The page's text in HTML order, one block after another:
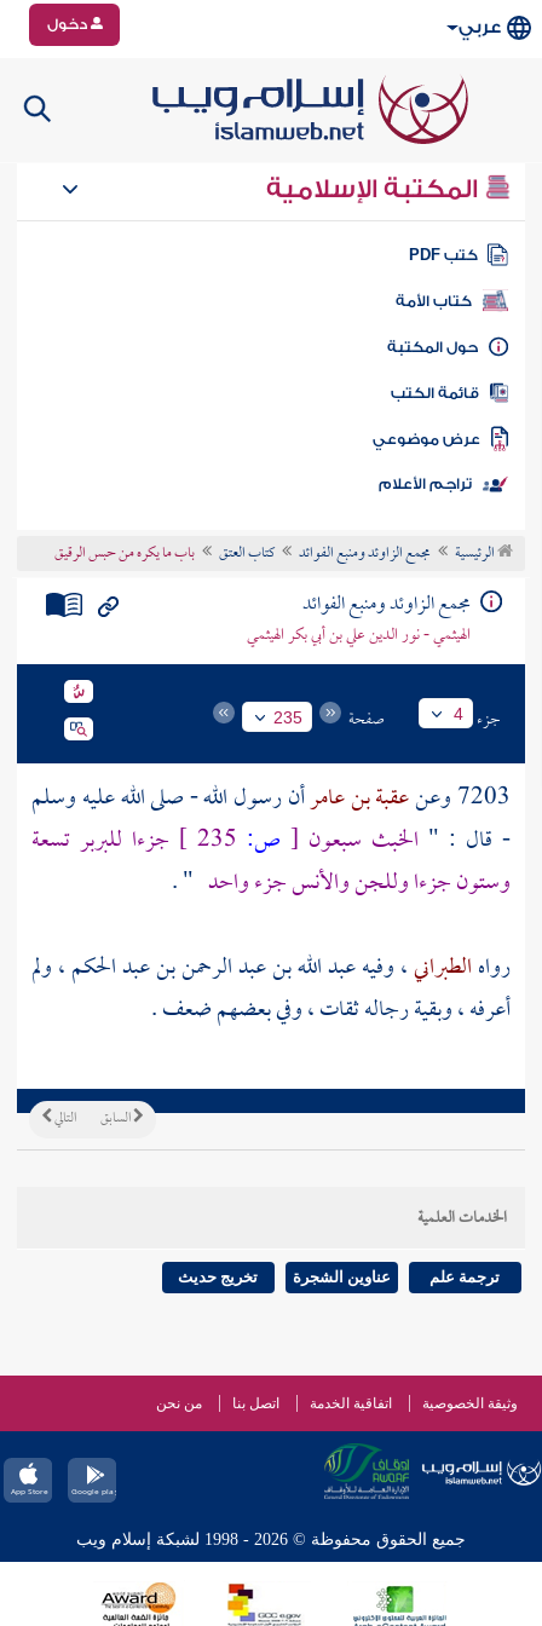
عربي دخول
المكتبة الإسلامية
كتب PDF
كتاب الأمة
المكتبة
الكتب
موضوعي
تراجم الأعلام
الرئيسية مجمع الزاوئد ومنبع الفوائد كتاب العتق باب ما يكره من حبس الرقيق
مجمع الزاوئد ومنبع الفوائد
الهيثمي - نور الدين علي بن أبي بكر الهيثمي
جزء 4 صفحة 235
7203 وعن عقبة بن عامرأن رسول الله - صلى الله عليه وسلم
- قال : " الخبث سبعون [ ص: جزءا للبربر تسعة
وستون جزءا وللجن والأنس جزء واحد " .
رواهالطبراني، وفيهعبد الله بن عبد الرحمن بن عبد الحكم، ولم
أعرفه ، وبقية رجاله ثقات ، وفي بعضهم ضعف .
التالي السابق
الخدمات العلمية
ترجمة علم عناوين الشجرة تخريج حديث
وثيقة الخصوصية اتفاقية الخدمة اتصل بنا من نحن
جميع الحقوق محفوظة © 2026 - 1998 لشبكة إسلام ويب